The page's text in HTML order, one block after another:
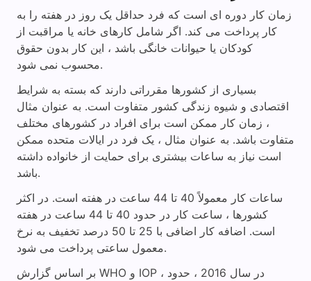
زمان کار دوره ای است که فرد حداقل یک روز در هفته را به
کار پرداخت می کند. اگر شامل کارهای خانه یا مراقبت از
کودکان یا حیوانات خانگی باشد ، این کار بدون حقوق
محسوب نمی شود.
بسیاری از کشورها مقرراتی دارند که بسته به شرایط
اقتصادی و شیوه زندگی کشور متفاوت است. به عنوان مثال
، زمان کار ممکن است برای افراد در کشورهای مختلف
متفاوت باشد. به عنوان مثال ، یک فرد در ایالات متحده ممکن
است نیاز به ساعات بیشتری برای حمایت از خانواده داشته
باشد.
ساعات کار معمولاً 40 تا 44 ساعت در هفته است. در اکثر
کشورها ، ساعت کار در حدود 40 تا 44 ساعت در هفته
است. اضافه کار اضافی با 25 تا 50 درصد تخفیف به نرخ
معمول ساعتی پرداخت می شود.
بر اساس گزارش WHO و IOP ، در سال 2016 ، حدود